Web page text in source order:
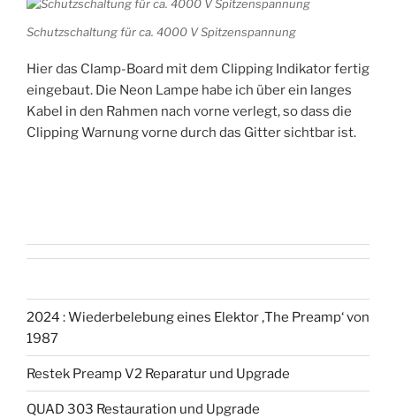
Schutzschaltung für ca. 4000 V Spitzenspannung
Hier das Clamp-Board mit dem Clipping Indikator fertig
eingebaut. Die Neon Lampe habe ich über ein langes
Kabel in den Rahmen nach vorne verlegt, so dass die
Clipping Warnung vorne durch das Gitter sichtbar ist.
2024 : Wiederbelebung eines Elektor ‚The Preamp‘ von
1987
Restek Preamp V2 Reparatur und Upgrade
QUAD 303 Restauration und Upgrade